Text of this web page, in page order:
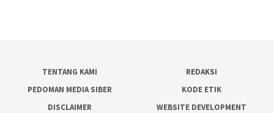
TENTANG KAMI
REDAKSI
PEDOMAN MEDIA SIBER
KODE ETIK
DISCLAIMER
WEBSITE DEVELOPMENT